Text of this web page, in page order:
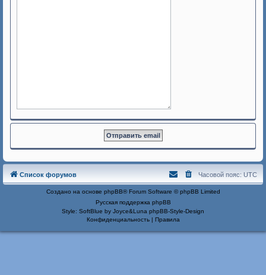
Список форумов Часовой пояс: UTC
Создано на основе phpBB® Forum Software © phpBB Limited
Русская поддержка phpBB
Style: SoftBlue by Joyce&Luna phpBB-Style-Design
Конфиденциальность| Правила